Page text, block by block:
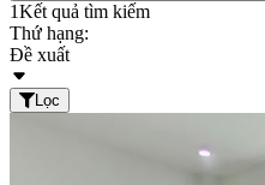
1Kết quả tìm kiếm
Thứ hạng:
Đề xuất
Lọc